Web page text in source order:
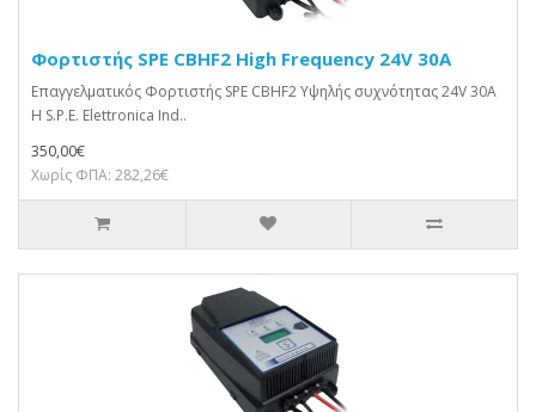
Φορτιστής SPE CBHF2 High Frequency 24V 30A
Επαγγελματικός Φορτιστής SPE CBHF2 Υψηλής συχνότητας 24V 30A
Η S.P.E. Elettronica Ind..
350,00€
Χωρίς ΦΠΑ: 282,26€